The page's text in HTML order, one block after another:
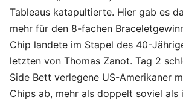
Tableaus katapultierte. Hier gab es
mehr für den 8-fachen
Chip landete im Stapel des 40-
letzten von Thomas Zanot. Tag 2
Side Bett verlegene US-Amerikaner
Chips ab, mehr als doppelt soviel als